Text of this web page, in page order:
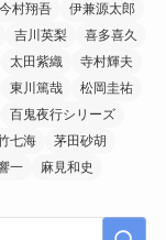
今村翔吾
伊兼源太郎
吉川英梨
喜多喜久
太田紫織
寺村輝夫
東川篤哉
松岡圭祐
百鬼夜行シリーズ
七海
茅田砂胡
一 麻見和史